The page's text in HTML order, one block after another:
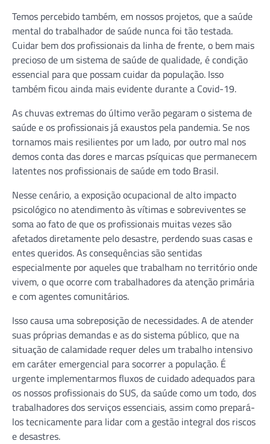
Temos percebido também, em nossos projetos, que a saúde
mental do trabalhador de saúde nunca foi tão testada.
Cuidar bem dos profissionais da linha de frente, o bem mais
precioso de um sistema de saúde de qualidade, é condição
essencial para que possam cuidar da população. Isso
também ficou ainda mais evidente durante a Covid-19.
As chuvas extremas do último verão pegaram o sistema de
saúde e os profissionais já exaustos pela pandemia. Se nos
tornamos mais resilientes por um lado, por outro mal nos
demos conta das dores e marcas psíquicas que permanecem
latentes nos profissionais de saúde em todo Brasil.
Nesse cenário, a exposição ocupacional de alto impacto
psicológico no atendimento às vítimas e sobreviventes se
soma ao fato de que os profissionais muitas vezes são
afetados diretamente pelo desastre, perdendo suas casas e
entes queridos. As consequências são sentidas
especialmente por aqueles que trabalham no território onde
vivem, o que ocorre com trabalhadores da atenção primária
e com agentes comunitários.
Isso causa uma sobreposição de necessidades. A de atender
suas próprias demandas e as do sistema público, que na
situação de calamidade requer deles um trabalho intensivo
em caráter emergencial para socorrer a população. É
urgente implementarmos fluxos de cuidado adequados para
os nossos profissionais do SUS, da saúde como um todo, dos
trabalhadores dos serviços essenciais, assim como prepará-
los tecnicamente para lidar com a gestão integral dos riscos
e desastres.